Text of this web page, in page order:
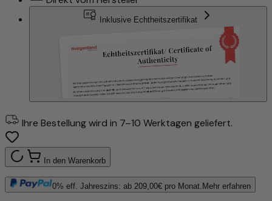
Inklusive Echtheitszertifikat
Ihre Bestellung wird in 7–10 Werktagen geliefert.
In den Warenkorb
0% eff. Jahreszins: ab 209,00€ pro Monat. Mehr erfahren